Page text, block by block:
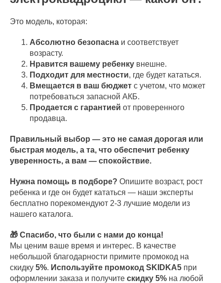
Это модель, которая:
Абсолютно безопасна и соответствует
возрасту.
Нравится вашему ребенку внешне.
Подходит для местности, где будет кататься.
Вмещается в ваш бюджет с учетом, что может
потребоваться запасной АКБ.
Продается с гарантией от проверенного
продавца.
Правильный выбор — это не самая дорогая или
быстрая модель, а та, что обеспечит ребенку
уверенность, а вам — спокойствие.
Нужна помощь в подборе? Опишите возраст, рост
ребенка и где он будет кататься — наши эксперты
бесплатно порекомендуют 2-3 лучшие модели из
нашего каталога.
🎁 Спасибо, что были с нами до конца!
Мы ценим ваше время и интерес. В качестве
небольшой благодарности примите промокод на
скидку 5%. Используйте промокод SKIDKA5 при
оформлении заказа и получите скидку 5% на любой